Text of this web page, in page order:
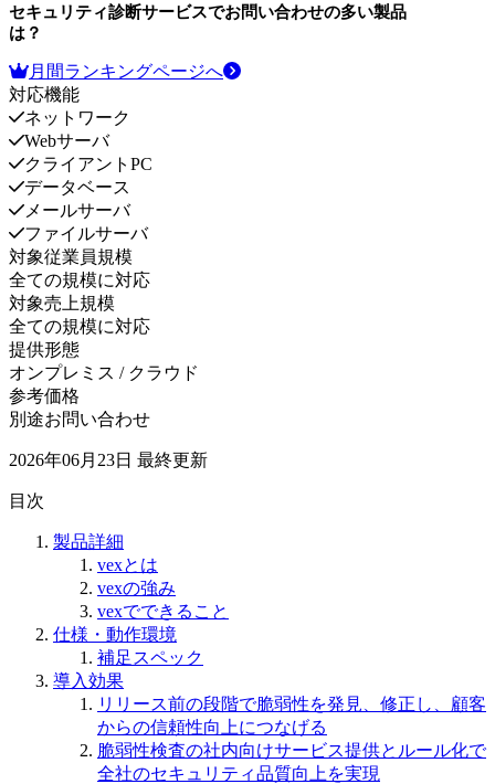
セキュリティ診断サービスでお問い合わせの多い製品
は？
月間ランキングページへ
対応機能
ネットワーク
Webサーバ
クライアントPC
データベース
メールサーバ
ファイルサーバ
対象従業員規模
全ての規模に対応
対象売上規模
全ての規模に対応
提供形態
オンプレミス / クラウド
参考価格
別途お問い合わせ
2026年06月23日 最終更新
目次
製品詳細
vexとは
vexの強み
vexでできること
仕様・動作環境
補足スペック
導入効果
リリース前の段階で脆弱性を発見、修正し、顧客
からの信頼性向上につなげる
脆弱性検査の社内向けサービス提供とルール化で
全社のセキュリティ品質向上を実現